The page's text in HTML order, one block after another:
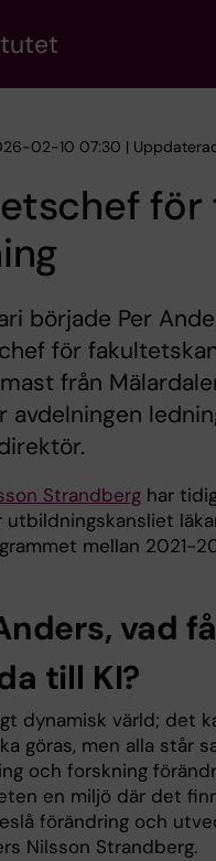
02-10 07:30 |
började Per
för
från
avdelningen
Strandberg har
mellan 2021-
vad
till KI?
dynamisk värld; det
göras, men alla står
och forskning
en miljö där det
förändring och
Nilsson Strandberg.